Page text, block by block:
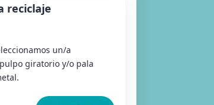
reciclaje
un/a
giratorio y/o pala